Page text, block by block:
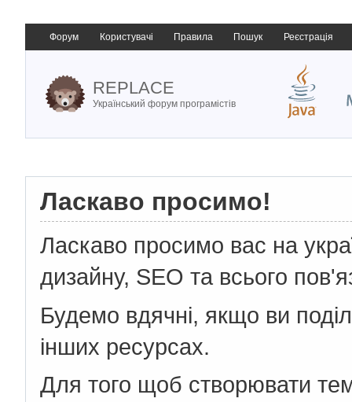
Форум Користувачі Правила Пошук Реєстрація
REPLACE
Український форум програмістів
Ласкаво просимо!
Ласкаво просимо вас на
дизайну, SEO та всього
Будемо вдячні, якщо ви
інших ресурсах.
Для того щоб створювати